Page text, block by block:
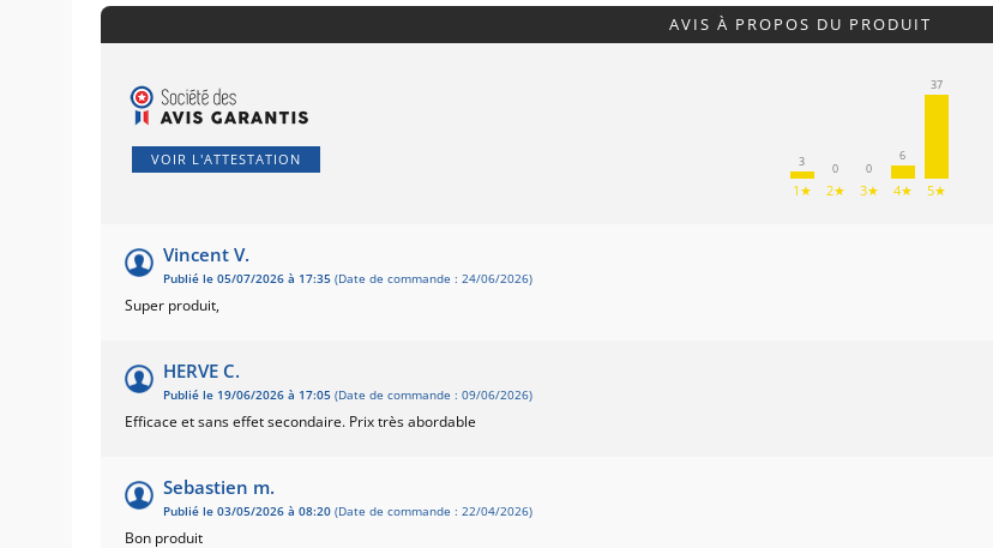
AVIS À PROPOS DU PRODUIT
VOIR L'ATTESTATION 3
1★
0
2★
0
3★
6
4★
37
5★
Vincent V.
Publié le 05/07/2026 à 17:35 (Date de commande : 24/06/2026)
Super produit,
HERVE C.
Publié le 19/06/2026 à 17:05 (Date de commande : 09/06/2026)
Efficace et sans effet secondaire. Prix très abordable
Sebastien m.
Publié le 03/05/2026 à 08:20 (Date de commande : 22/04/2026)
Bon produit